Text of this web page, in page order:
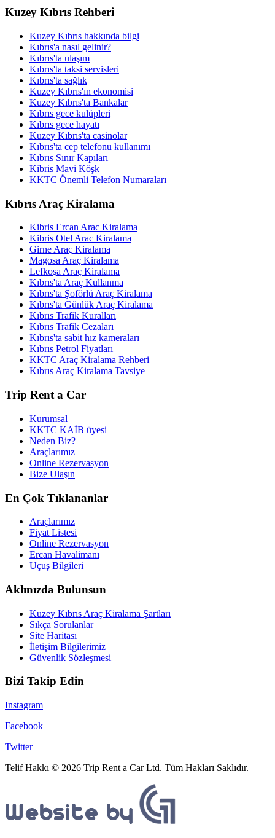
Kuzey Kıbrıs Rehberi
Kuzey Kıbrıs hakkında bilgi
Kıbrıs'a nasıl gelinir?
Kıbrıs'ta ulaşım
Kıbrıs'ta taksi servisleri
Kıbrıs'ta sağlık
Kuzey Kıbrıs'ın ekonomisi
Kuzey Kıbrıs'ta Bankalar
Kıbrıs gece kulüpleri
Kıbrıs gece hayatı
Kuzey Kıbrıs'ta casinolar
Kıbrıs'ta cep telefonu kullanımı
Kıbrıs Sınır Kapıları
Kibris Mavi Köşk
KKTC Önemli Telefon Numaraları
Kıbrıs Araç Kiralama
Kibris Ercan Arac Kiralama
Kibris Otel Arac Kiralama
Girne Araç Kiralama
Magosa Araç Kiralama
Lefkoşa Araç Kiralama
Kıbrıs'ta Araç Kullanma
Kıbrıs'ta Şoförlü Araç Kiralama
Kıbrıs'ta Günlük Araç Kiralama
Kıbrıs Trafik Kuralları
Kıbrıs Trafik Cezaları
Kıbrıs'ta sabit hız kameraları
Kıbrıs Petrol Fiyatları
KKTC Araç Kiralama Rehberi
Kıbrıs Araç Kiralama Tavsiye
Trip Rent a Car
Kurumsal
KKTC KAİB üyesi
Neden Biz?
Araçlarımız
Online Rezervasyon
Bize Ulaşın
En Çok Tıklananlar
Araçlarımız
Fiyat Listesi
Online Rezervasyon
Ercan Havalimanı
Uçuş Bilgileri
Aklınızda Bulunsun
Kuzey Kıbrıs Araç Kiralama Şartları
Sıkça Sorulanlar
Site Haritası
İletişim Bilgilerimiz
Güvenlik Sözleşmesi
Bizi Takip Edin
Instagram
Facebook
Twitter
Telif Hakkı © 2026 Trip Rent a Car Ltd. Tüm Hakları Saklıdır.